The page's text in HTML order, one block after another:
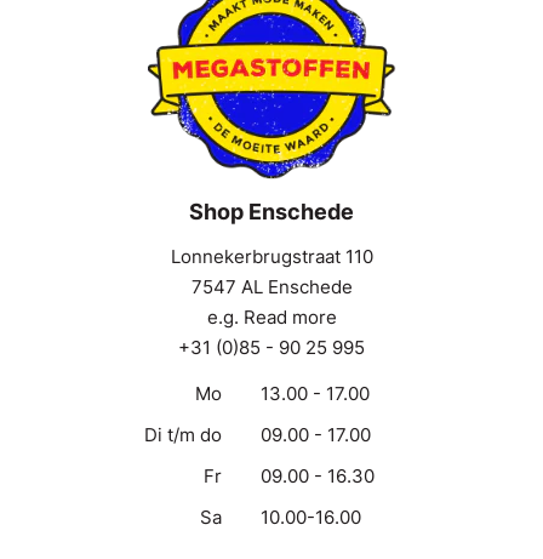
Shop Enschede
Lonnekerbrugstraat 110
7547 AL Enschede
e.g. Read more
+31 (0)85 - 90 25 995
Mo
13.00 - 17.00
Di t/m do
09.00 - 17.00
Fr
09.00 - 16.30
Sa
10.00-16.00